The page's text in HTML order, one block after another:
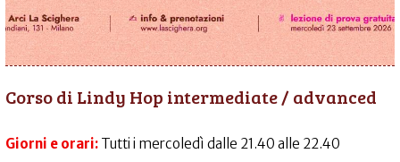
Corso di Lindy Hop intermediate / advanced
Giorni e orari: Tutti i mercoledì dalle 21.40 alle 22.40